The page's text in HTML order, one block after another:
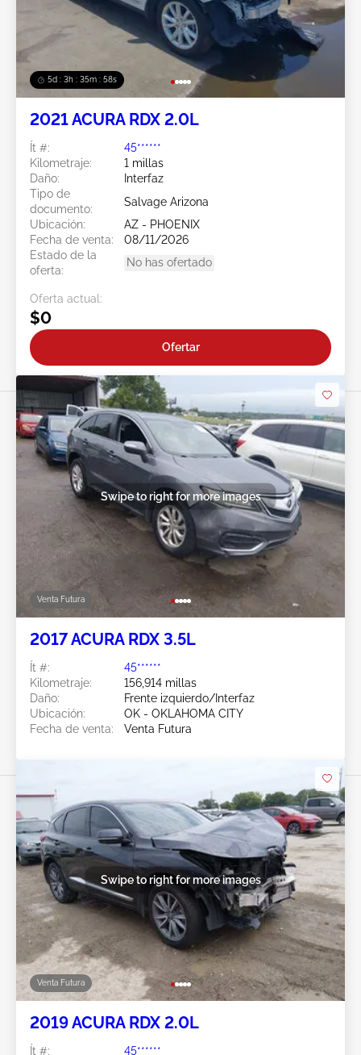
5d : 3h : 35m : 55s
2021 ACURA RDX 2.0L
Ít #:
45******
Kilometraje:
1 millas
Daño:
Interfaz
Tipo de
documento:
Salvage Arizona
Ubicación:
AZ - PHOENIX
Fecha de venta:
08/11/2026
Estado de la
oferta:
No has ofertado
Oferta actual:
$0
Ofertar
Venta Futura
Swipe to right for more images
2017 ACURA RDX 3.5L
Ít #:
45******
Kilometraje:
156,914 millas
Daño:
Frente izquierdo/Interfaz
Ubicación:
OK - OKLAHOMA CITY
Fecha de venta:
Venta Futura
Venta Futura
Swipe to right for more images
2019 ACURA RDX 2.0L
Ít #:
45******